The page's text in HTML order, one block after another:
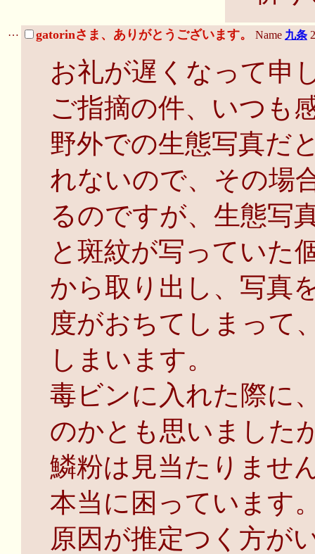
… gatorinさま、ありがとうございます。 Name 九条
お礼が遅くなって申
ご指摘の件、いつも
野外での生態写真だ
れないので、その場
るのですが、生態写
と斑紋が写っていた
から取り出し、写真
度がおちてしまって
しまいます。
毒ビンに入れた際に
のかとも思いまし
鱗粉は見当たりませ
本当に困っています
原因が推定つく方が